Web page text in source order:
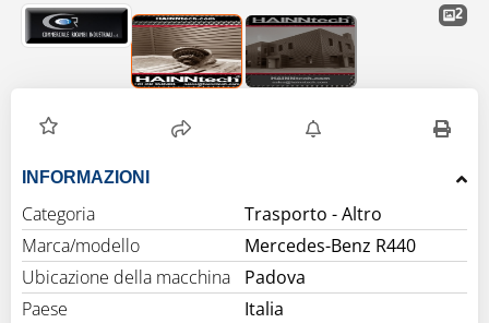
2
INFORMAZIONI
Categoria
Trasporto - Altro
Marca/modello
Mercedes-Benz R440
Ubicazione della macchina
Padova
Paese
Italia